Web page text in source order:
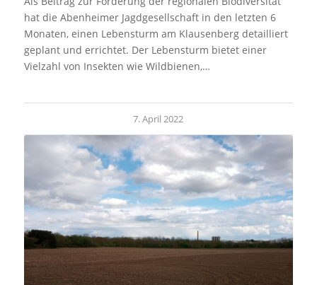
hat die Abenheimer Jagdgesellschaft in den letzten 6
Monaten, einen Lebensturm am Klausenberg detailliert
geplant und errichtet. Der Lebensturm bietet einer
Vielzahl von Insekten wie Wildbienen,…
7. April 2022